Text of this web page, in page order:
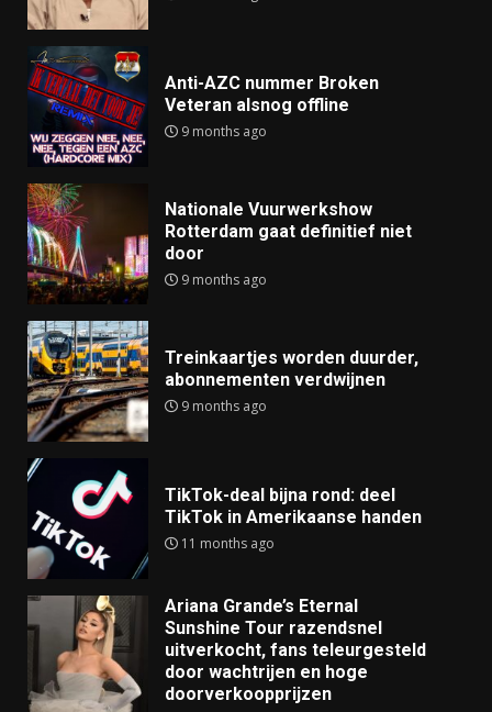
Anti-AZC nummer Broken
Veteran alsnog offline
9 months ago
Nationale Vuurwerkshow
Rotterdam gaat definitief niet
door
9 months ago
Treinkaartjes worden duurder,
abonnementen verdwijnen
9 months ago
TikTok-deal bijna rond: deel
TikTok in Amerikaanse handen
11 months ago
Ariana Grande’s Eternal
Sunshine Tour razendsnel
uitverkocht, fans teleurgesteld
door wachtrijen en hoge
doorverkoopprijzen